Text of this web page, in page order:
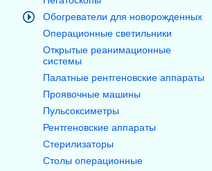
Обогреватели для новорожденных
Операционные светильники
Открытые реанимационные
системы
Палатные рентгеновские аппараты
Проявочные машины
Пульсоксиметры
Рентгеновские аппараты
Стерилизаторы
Столы операционные